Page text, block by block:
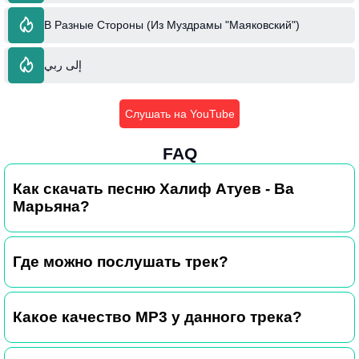
В Разные Стороны (Из Муздрамы "Маяковский")
إلى ربي
Слушать на YouTube
FAQ
Как скачать песню Халиф Атуев - Ва
Марьяна?
Где можно послушать трек?
Какое качество MP3 у данного трека?